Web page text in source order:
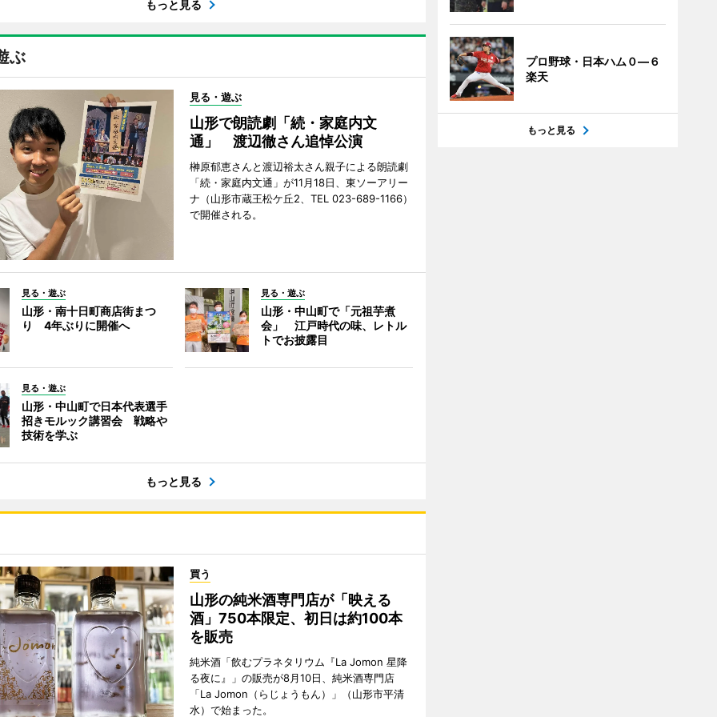
もっと見る
ぶ
見る・遊ぶ
山形で朗読劇「続・家庭内文
通」 渡辺徹さん追悼公演
榊原郁恵さんと渡辺裕太さん親子による朗読劇
「続・家庭内文通」が11月18日、東ソーアリー
ナ（山形市蔵王松ケ丘2、TEL 023-689-1166）
で開催される。
見る・遊ぶ
山形・南十日町商店街まつ
り 4年ぶりに開催へ
見る・遊ぶ
山形・中山町で「元祖芋煮
会」 江戸時代の味、レトル
トでお披露目
見る・遊ぶ
山形・中山町で日本代表選手
招きモルック講習会 戦略や
技術を学ぶ
もっと見る
買う
山形の純米酒専門店が「映える
酒」750本限定、初日は約100本
を販売
純米酒「飲むプラネタリウム『La Jomon 星降
る夜に』」の販売が8月10日、純米酒専門店
「La Jomon（らじょうもん）」（山形市平清
水）で始まった。
プロ野球・日本ハム０―６
楽天
もっと見る